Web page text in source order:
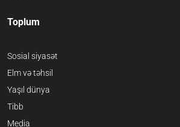
Toplum
Sosial siyasət
Elm və təhsil
Yaşıl dünya
Tibb
Media